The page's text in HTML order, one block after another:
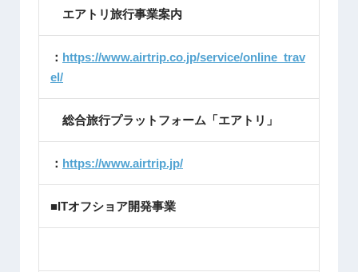
エアトリ旅行事業案内
： https://www.airtrip.co.jp/service/online_trav
el/
総合旅行プラットフォーム「エアトリ」
： https://www.airtrip.jp/
■ITオフショア開発事業